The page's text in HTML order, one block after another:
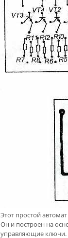
Этот простой
Он и построен на
управляющие ключи.